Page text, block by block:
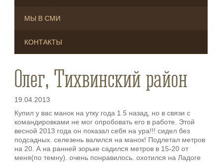
МЫ В СМИ
КОНТАКТЫ
Олег, Тихвинский район
19.04.2013
Купил у вас манок на утку года 1.5 назад, но в связи с
командировками не мог опробовать его в работе. Этой
весной 2013 года он показал себя на ура!!! сидел без
подсадных. селезень валился на манок! Подлетал метров
на 20. А на ранней зорьке садился метров в 15-20 от
меня(по темну). очень понравилось. охотился на Ладоге